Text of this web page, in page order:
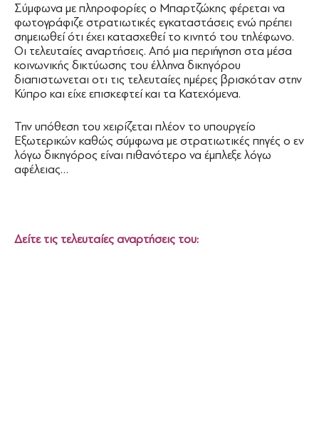
Σύμφωνα με πληροφορίες ο Μπαρτζώκης φέρεται να
φωτογράφιζε στρατιωτικές εγκαταστάσεις ενώ πρέπει
σημειωθεί ότι έχει κατασχεθεί το κινητό του τηλέφωνο.
Οι τελευταίες αναρτήσεις. Από μια περιήγηση στα μέσα
κοινωνικής δικτύωσης του έλληνα δικηγόρου
διαπιστωνεται οτι τις τελευταίες ημέρες βρισκόταν στην
Κύπρο και είχε επισκεφτεί και τα Κατεχόμενα.
Την υπόθεση του χειρίζεται πλέον το υπουργείο
Εξωτερικών καθώς σύμφωνα με στρατιωτικές πηγές ο εν
λόγω δικηγόρος είναι πιθανότερο να έμπλεξε λόγω
αφέλειας…
Δείτε τις τελευταίες αναρτήσεις του: